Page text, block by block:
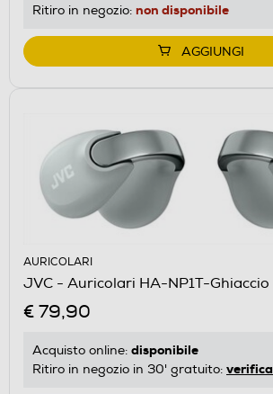
Ritiro in negozio: non disponibile
AGGIUNGI
AURICOLARI
JVC - Auricolari HA-NP1T-Ghiaccio
€ 79,90
Acquisto online: disponibile
Ritiro in negozio in 30' gratuito: verifica